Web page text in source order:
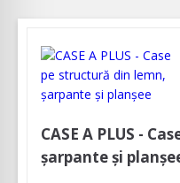
CASE A PLUS -
șarpante și